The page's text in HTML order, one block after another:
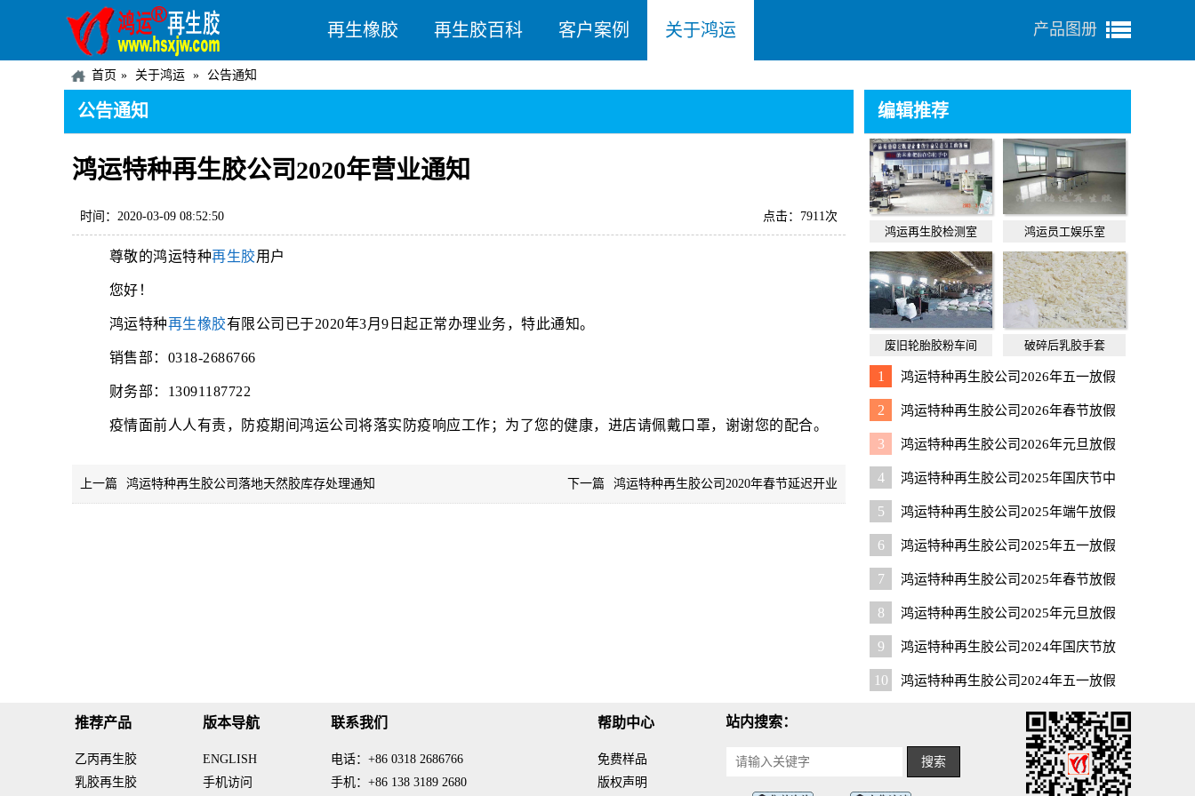
再生橡胶 再生胶百科 客户案例 关于鸿运 产品图册
首页 关于鸿运 公告通知
公告通知
鸿运特种再生胶公司2020年营业通知
时间：2020-03-09 08:52:50 点击：7911次
尊敬的鸿运特种再生胶用户
您好！
鸿运特种再生橡胶有限公司已于2020年3月9日起正常办理业务，特此通知。
销售部：0318-2686766
财务部：13091187722
疫情面前人人有责，防疫期间鸿运公司将落实防疫响应工作；为了您的健康，进店请佩戴口罩，谢谢您的配合。
上一篇 鸿运特种再生胶公司落地天然胶库存处理通知 下一篇 鸿运特种再生胶公司2020年春节延迟开业
编辑推荐
鸿运再生胶检测室 鸿运员工娱乐室
废旧轮胎胶粉车间 破碎后乳胶手套
1
鸿运特种再生胶公司2026年五一放假
通知
2
鸿运特种再生胶公司2026年春节放假
通知
3
鸿运特种再生胶公司2026年元旦放假
通知
4
鸿运特种再生胶公司2025年国庆节中
秋节放假通知
5
鸿运特种再生胶公司2025年端午放假
通知
6
鸿运特种再生胶公司2025年五一放假
通知
7
鸿运特种再生胶公司2025年春节放假
通知
8
鸿运特种再生胶公司2025年元旦放假
通知
9
鸿运特种再生胶公司2024年国庆节放
假通知
10
鸿运特种再生胶公司2024年五一放假
推荐产品
乙丙再生胶
乳胶再生胶
版本导航
ENGLISH
手机访问
联系我们
电话：+86 0318 2686766
手机：+86 138 3189 2680
帮助中心
免费样品
版权声明
站内搜索：
搜索